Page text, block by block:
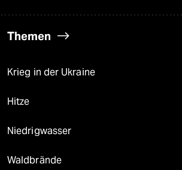
Themen
Krieg in der Ukraine
Hitze
Niedrigwasser
Waldbrände